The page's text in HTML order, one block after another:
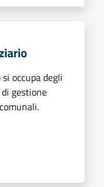
occupa degli
gestione